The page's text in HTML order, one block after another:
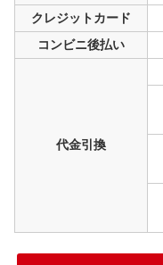
クレジットカード
コンビニ後払い
代金引換